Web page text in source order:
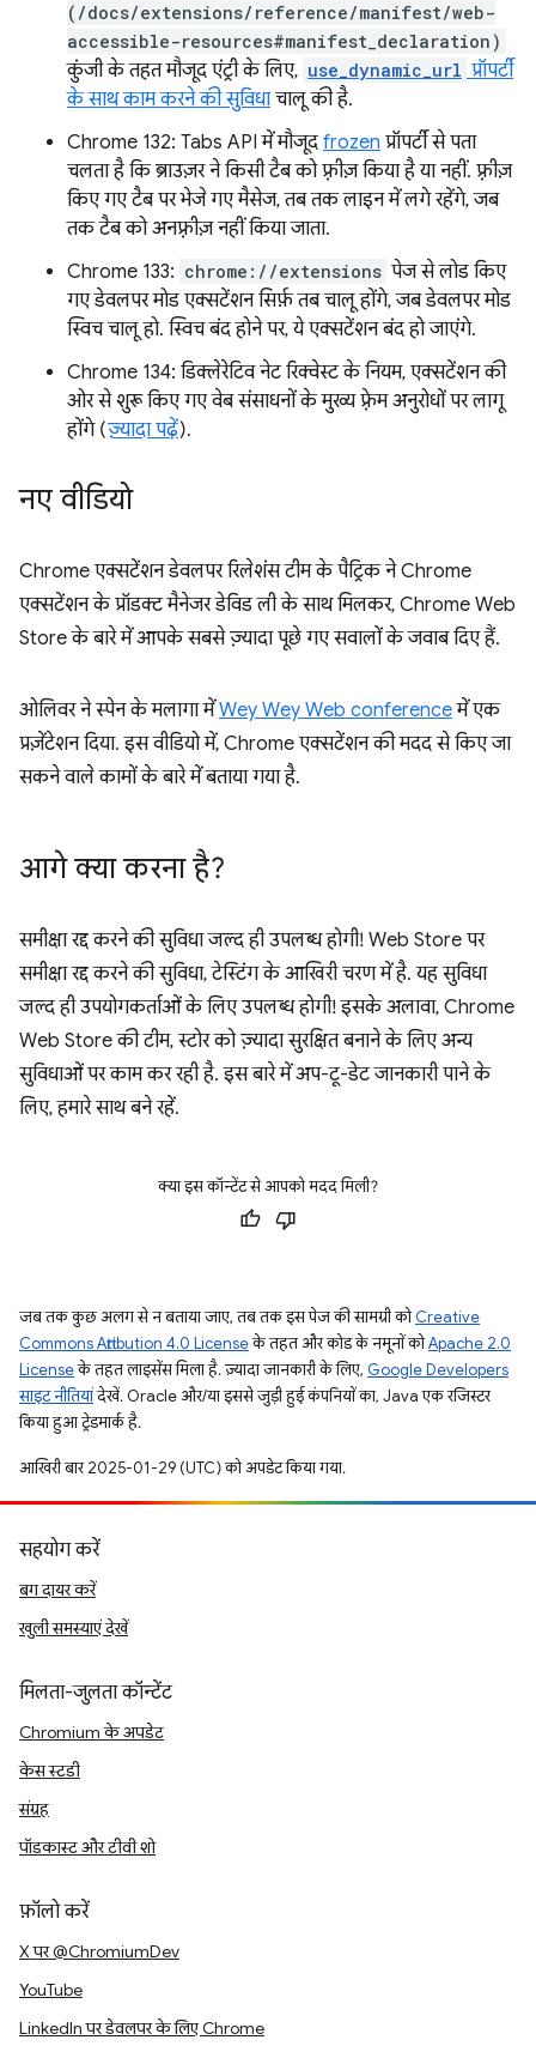
(/docs/extensions/reference/manifest/web-
accessible-resources#manifest_declaration)
कुंजी के तहत मौजूद एंट्री के लिए, use_dynamic_url प्रॉपर्टी
के साथ काम करने की सुविधाचालू की है.
Chrome 132: Tabs API में मौजूद frozen प्रॉपर्टी से पता
चलता है कि ब्राउज़र ने किसी टैब को फ़्रीज़ किया है या नहीं. फ़्रीज़
किए गए टैब पर भेजे गए मैसेज, तब तक लाइन में लगे रहेंगे, जब
तक टैब को अनफ़्रीज़ नहीं किया जाता.
Chrome 133: chrome://extensions पेज से लोड किए
गए डेवलपर मोड एक्सटेंशन सिर्फ़ तब चालू होंगे, जब डेवलपर मोड
स्विच चालू हो. स्विच बंद होने पर, ये एक्सटेंशन बंद हो जाएंगे.
Chrome 134: डिक्लेरेटिव नेट रिक्वेस्ट के नियम, एक्सटेंशन की
ओर से शुरू किए गए वेब संसाधनों के मुख्य फ़्रेम अनुरोधों पर लागू
होंगे (ज़्यादा पढ़ें).
नए वीडियो
Chrome एक्सटेंशन डेवलपर रिलेशंस टीम के पैट्रिक ने Chrome
एक्सटेंशन के प्रॉडक्ट मैनेजर डेविड ली के साथ मिलकर, Chrome Web
Store के बारे में आपके सबसे ज़्यादा पूछे गए सवालों के जवाब दिए हैं.
ओलिवर ने स्पेन के मलागा मेंWey Wey Web conferenceमें एक
प्रज़ेंटेशन दिया. इस वीडियो में, Chrome एक्सटेंशन की मदद से किए जा
सकने वाले कामों के बारे में बताया गया है.
आगे क्या करना है?
समीक्षा रद्द करने की सुविधा जल्द ही उपलब्ध होगी! Web Store पर
समीक्षा रद्द करने की सुविधा, टेस्टिंग के आखिरी चरण में है. यह सुविधा
जल्द ही उपयोगकर्ताओं के लिए उपलब्ध होगी! इसके अलावा, Chrome
Web Store की टीम, स्टोर को ज़्यादा सुरक्षित बनाने के लिए अन्य
सुविधाओं पर काम कर रही है. इस बारे में अप-टू-डेट जानकारी पाने के
लिए, हमारे साथ बने रहें.
क्या इस कॉन्टेंट से आपको मदद मिली?
जब तक कुछ अलग से न बताया जाए, तब तक इस पेज की सामग्री कोCreative
Commons Attribution 4.0 Licenseके तहत और कोड के नमूनों कोApache 2.0
Licenseके तहत लाइसेंस मिला है. ज़्यादा जानकारी के लिए, Google Developers
साइट नीतियांदेखें. Oracle और/या इससे जुड़ी हुई कंपनियों का, Java एक रजिस्टर
किया हुआ ट्रेडमार्क है.
आखिरी बार 2025-01-29 (UTC) को अपडेट किया गया.
सहयोग करें
बग दायर करें
खुली समस्याएं देखें
मिलता-जुलता कॉन्टेंट
Chromium के अपडेट
केस स्टडी
संग्रह
पॉडकास्ट और टीवी शो
फ़ॉलो करें
X पर @ChromiumDev
YouTube
LinkedIn पर डेवलपर के लिए Chrome